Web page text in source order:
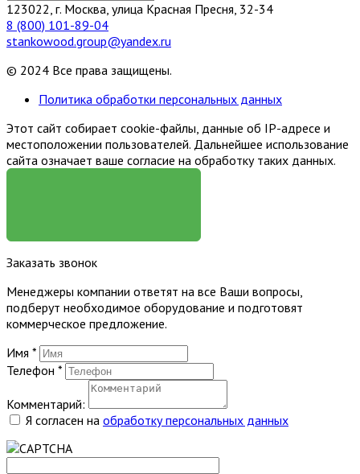
123022, г. Москва, улица Красная Пресня, 32-34
8 (800) 101-89-04
stankowood.group@yandex.ru
© 2024 Все права защищены.
Политика обработки персональных данных
Этот сайт собирает cookie-файлы, данные об IP-адресе и
местоположении пользователей. Дальнейшее использование
сайта означает ваше согласие на обработку таких данных.
Заказать звонок
Менеджеры компании ответят на все Ваши вопросы,
подберут необходимое оборудование и подготовят
коммерческое предложение.
Имя *
Телефон *
Комментарий:
Я согласен на обработку персональных данных